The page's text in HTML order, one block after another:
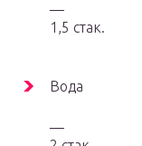
—
1,5 стак.
Вода
—